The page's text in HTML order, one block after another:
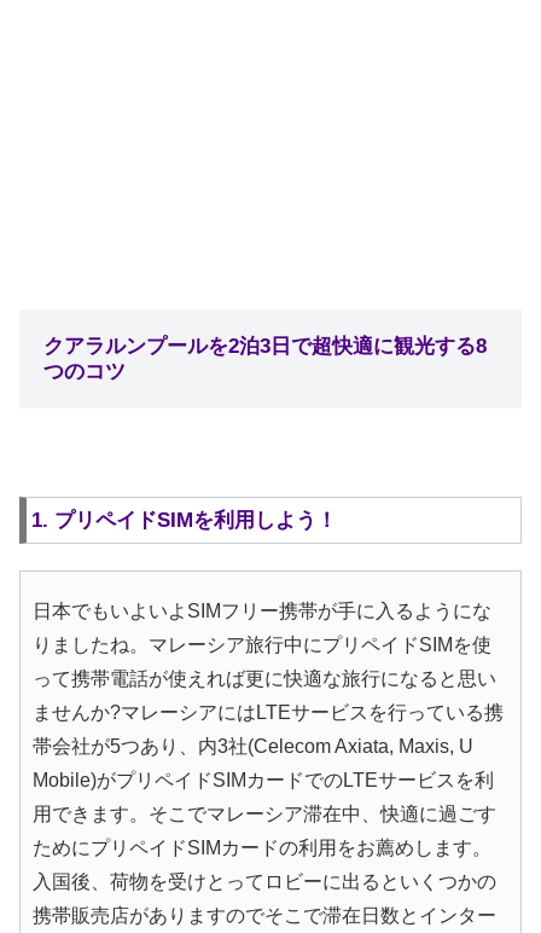
クアラルンプールを2泊3日で超快適に観光する8
つのコツ
1. プリペイドSIMを利用しよう！
日本でもいよいよSIMフリー携帯が手に入るようにな
りましたね。マレーシア旅行中にプリペイドSIMを使
って携帯電話が使えれば更に快適な旅行になると思い
ませんか?マレーシアにはLTEサービスを行っている携
帯会社が5つあり、内3社(Celecom Axiata, Maxis, U
Mobile)がプリペイドSIMカードでのLTEサービスを利
用できます。そこでマレーシア滞在中、快適に過ごす
ためにプリペイドSIMカードの利用をお薦めします。
入国後、荷物を受けとってロビーに出るといくつかの
携帯販売店がありますのでそこで滞在日数とインター